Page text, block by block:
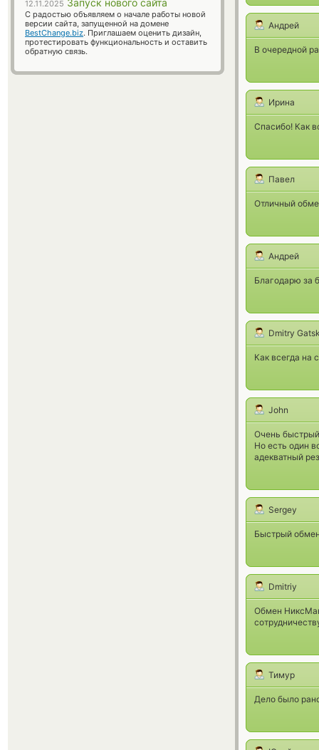
Андрей
В очередной
Ирина
Спасибо! Как
Павел
Отличный
Андрей
Благодарю за
Dmitry
Как всегда на
John
Очень быстрый
Но есть один
адекватный
Sergey
Быстрый
Dmitriy
Обмен
Тимур
Дело было
12.11.2025 Запуск нового сайта
С радостью объявляем о начале работы новой
версии сайта, запущенной на домене
BestChange.biz. Приглашаем оценить дизайн,
протестировать функциональность и оставить
обратную связь.